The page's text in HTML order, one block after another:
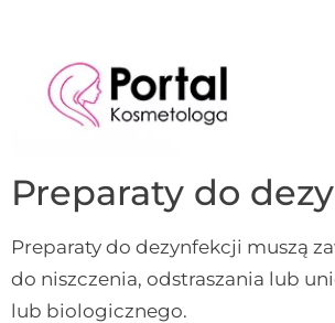
Preparaty do
Preparaty do dezynfekcji muszą
do niszczenia, odstraszania lub
lub biologicznego.